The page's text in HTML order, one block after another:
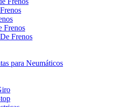
Frenos
Frenos
para Neumáticos